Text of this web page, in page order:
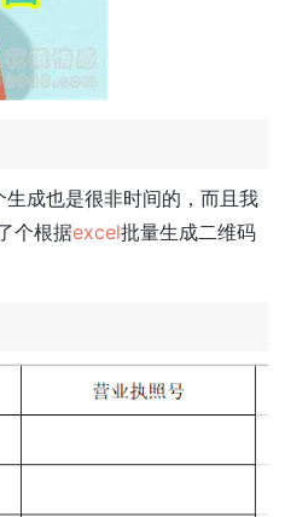
成也是很非时间的，而且我
个根据excel批量生成二维码